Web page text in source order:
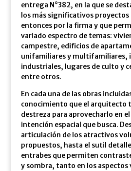
entrega N°382, en la que se
los más significativos
entonces por la firma y que
variado espectro de temas:
campestre, edificios de
unifamiliares y multifamiliares,
industriales, lugares de culto y
entre otros.
En cada una de las obras
conocimiento que el arquitecto
destreza para aprovecharlo en
intención espacial que busca.
articulación de los atractivos
propuestos, hasta el sutil
entrabes que permiten
y sombra, tanto en los